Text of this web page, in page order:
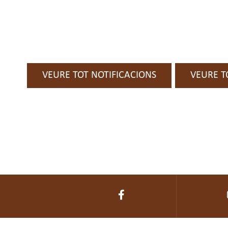
VEURE TOT NOTIFICACIONS VEURE